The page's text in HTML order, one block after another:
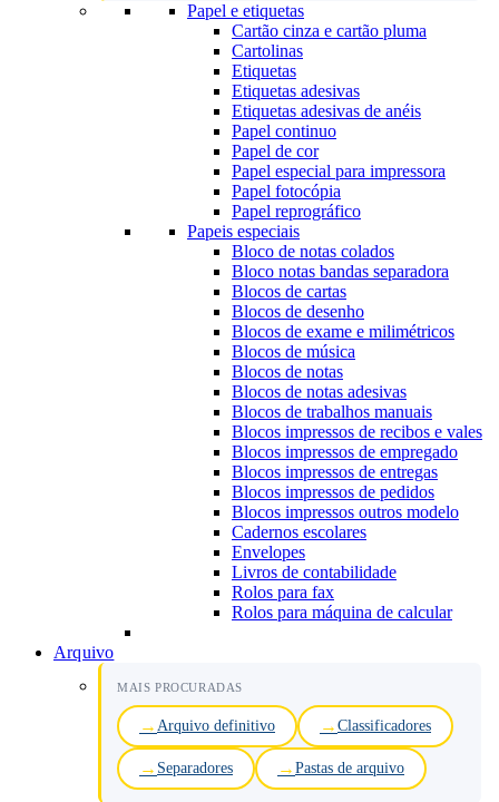
Papel e etiquetas
Cartão cinza e cartão pluma
Cartolinas
Etiquetas
Etiquetas adesivas
Etiquetas adesivas de anéis
Papel continuo
Papel de cor
Papel especial para impressora
Papel fotocópia
Papel reprográfico
Papeis especiais
Bloco de notas colados
Bloco notas bandas separadora
Blocos de cartas
Blocos de desenho
Blocos de exame e milimétricos
Blocos de música
Blocos de notas
Blocos de notas adesivas
Blocos de trabalhos manuais
Blocos impressos de recibos e vales
Blocos impressos de empregado
Blocos impressos de entregas
Blocos impressos de pedidos
Blocos impressos outros modelo
Cadernos escolares
Envelopes
Livros de contabilidade
Rolos para fax
Rolos para máquina de calcular
Arquivo
MAIS PROCURADAS
Arquivo definitivo Classificadores
Separadores Pastas de arquivo